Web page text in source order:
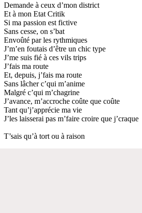
Demande à ceux d’mon district
Et à mon Etat Critik
Si ma passion est fictive
Sans cesse, on s’bat
Envoûté par les rythmiques
J’m’en foutais d’être un chic type
J’me suis fié à ces vils trips
J’fais ma route
Et, depuis, j’fais ma route
Sans lâcher c’qui m’anime
Malgré c’qui m’chagrine
J’avance, m’accroche coûte que coûte
Tant qu’j’apprécie ma vie
J’les laisserai pas m’faire croire que j’craque
T’sais qu’à tort ou à raison